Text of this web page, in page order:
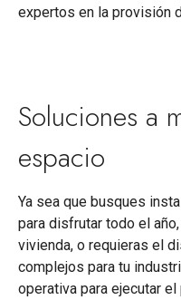
expertos en la provisión
Soluciones a
espacio
Ya sea que busques
para disfrutar todo el
vivienda, o requieras el
complejos para tu
operativa para ejecutar